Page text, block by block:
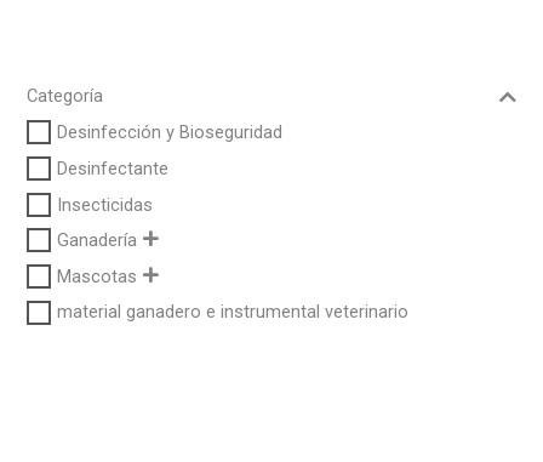
Categoría
Desinfección y Bioseguridad
Desinfectante
Insecticidas
Ganadería
Mascotas
material ganadero e instrumental veterinario